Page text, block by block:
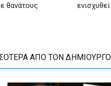
θανάτους
ΑΠΟ ΤΟΝ ΔΗΜΙΟΥΡΓΟ